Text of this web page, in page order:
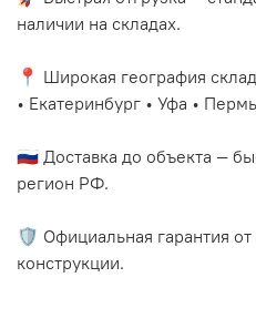
наличии на складах.
📍 Широкая география
• Екатеринбург • Уфа •
🇷🇺 Доставка до объекта —
регион РФ.
🛡️ Официальная гарантия от
конструкции.